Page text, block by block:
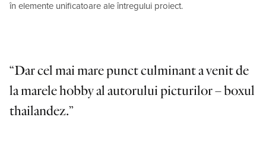
în elemente unificatoare ale întregului proiect.
Dar cel mai mare punct culminant a venit de
la marele hobby al autorului picturilor – boxul
thailandez.